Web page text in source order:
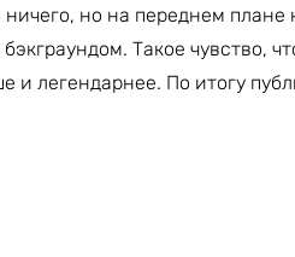
ничего, но на переднем плане
Такое чувство,
и легендарнее. По итогу